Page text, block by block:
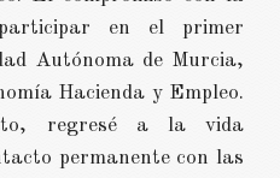
en el primer
Autónoma de Murcia,
Hacienda y Empleo.
regresé a la vida
permanente con las